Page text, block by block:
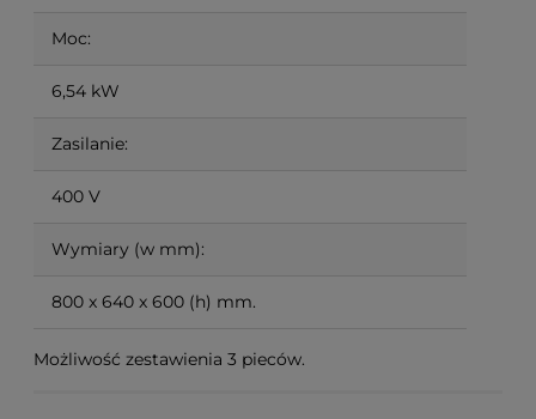
Moc:
6,54 kW
Zasilanie:
400 V
Wymiary (w mm):
800 x 640 x 600 (h) mm.
Możliwość zestawienia 3 pieców.